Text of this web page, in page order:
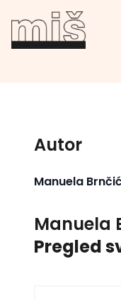
Autor
Manuela
Manuela
Pregled